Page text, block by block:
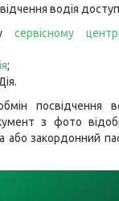
водія
сервісному
;
посвідчення
з фото
або закордонний